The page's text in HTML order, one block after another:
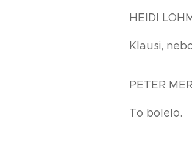
HEIDI
Klausi,
PETER
To bolelo.